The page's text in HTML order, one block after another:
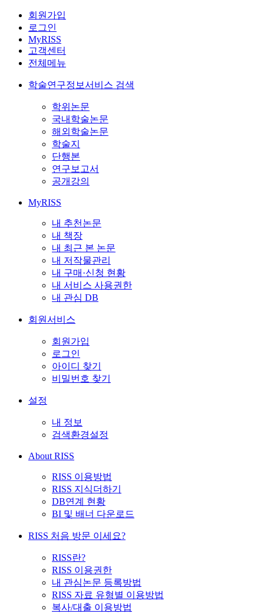
회원가입
로그인
MyRISS
고객센터
전체메뉴
학술연구정보서비스 검색
학위논문
국내학술논문
해외학술논문
학술지
단행본
연구보고서
공개강의
MyRISS
내 추천논문
내 책장
내 최근 본 논문
내 저작물관리
내 구매·신청 현황
내 서비스 사용권한
내 관심 DB
회원서비스
회원가입
로그인
아이디 찾기
비밀번호 찾기
설정
내 정보
검색환경설정
About RISS
RISS 이용방법
RISS 지식더하기
DB연계 현황
BI 및 배너 다운로드
RISS 처음 방문 이세요?
RISS란?
RISS 이용권한
내 관심논문 등록방법
RISS 자료 유형별 이용방법
복사/대출 이용방법